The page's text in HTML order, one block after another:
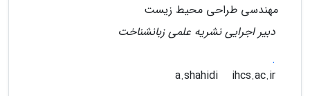
مهندسی طراحی محیط زیست
دبیر اجرایی نشریه علمی زبانشناخت
.
ihcs.ac.ir